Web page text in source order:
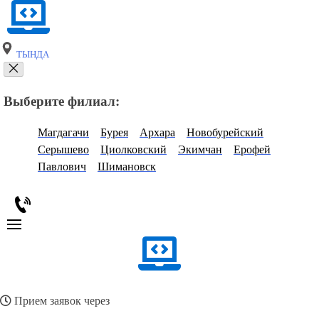
ТЫНДА
Выберите филиал:
Магдагачи Бурея Архара
Новобурейский
Серышево
Циолковский Экимчан
Ерофей
Павлович
Шимановск
Прием заявок через